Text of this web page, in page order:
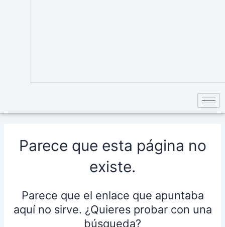
Parece que esta página no
existe.
Parece que el enlace que apuntaba
aquí no sirve. ¿Quieres probar con una
búsqueda?